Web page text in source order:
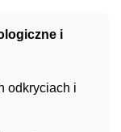
i
odkryciach i